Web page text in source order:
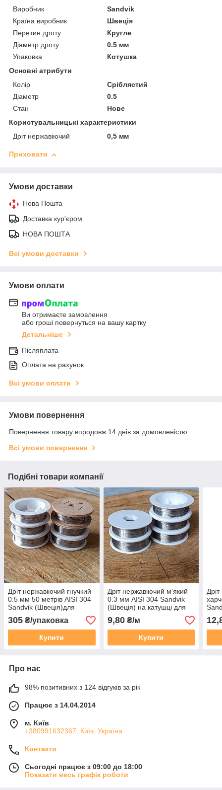
Виробник
Sandvik
Країна виробник
Швеція
Перетин дроту
Кругле
Діаметр дроту
0.5 мм
Упаковка
Котушка
Основні атрибути
Колір
Сріблястий
Діаметр
0.5
Стан
Нове
Користувальницькі характеристики
Дріт нержавіючий
0,5 мм
Приховати
Умови доставки
Нова Пошта
Доставка кур'єром
НОВА ПОШТА
Всі умови доставки
Умови оплати
Ви отримаєте замовлення
або гроші повернуться на вашу картку
Детальніше
Післяплата
Оплата на рахунок
Всі умови оплати
Умови повернення
Повернення товару впродовж 14 днів за домовленістю
Всі умови повернення
Подібні товари компанії
Дріт нержавіючий гнучкий
0.5 мм 50 метрів AISI 304
Sandvik (Швеція)для
пасіки
305 ₴/упаковка
Купити
Дріт нержавіючий м'який
0.3 мм AISI 304 Sandvik
(Швеція) на катушці для
бджільництва
9,80₴/м
Купити
50,
Про нас
98% позитивних з 124 відгуків за рік
Працює з 14.04.2014
м. Київ
+380991632367, Київ, Україна
Контакти
Сьогодні працює з 09:00 до 18:00
Показати весь графік роботи